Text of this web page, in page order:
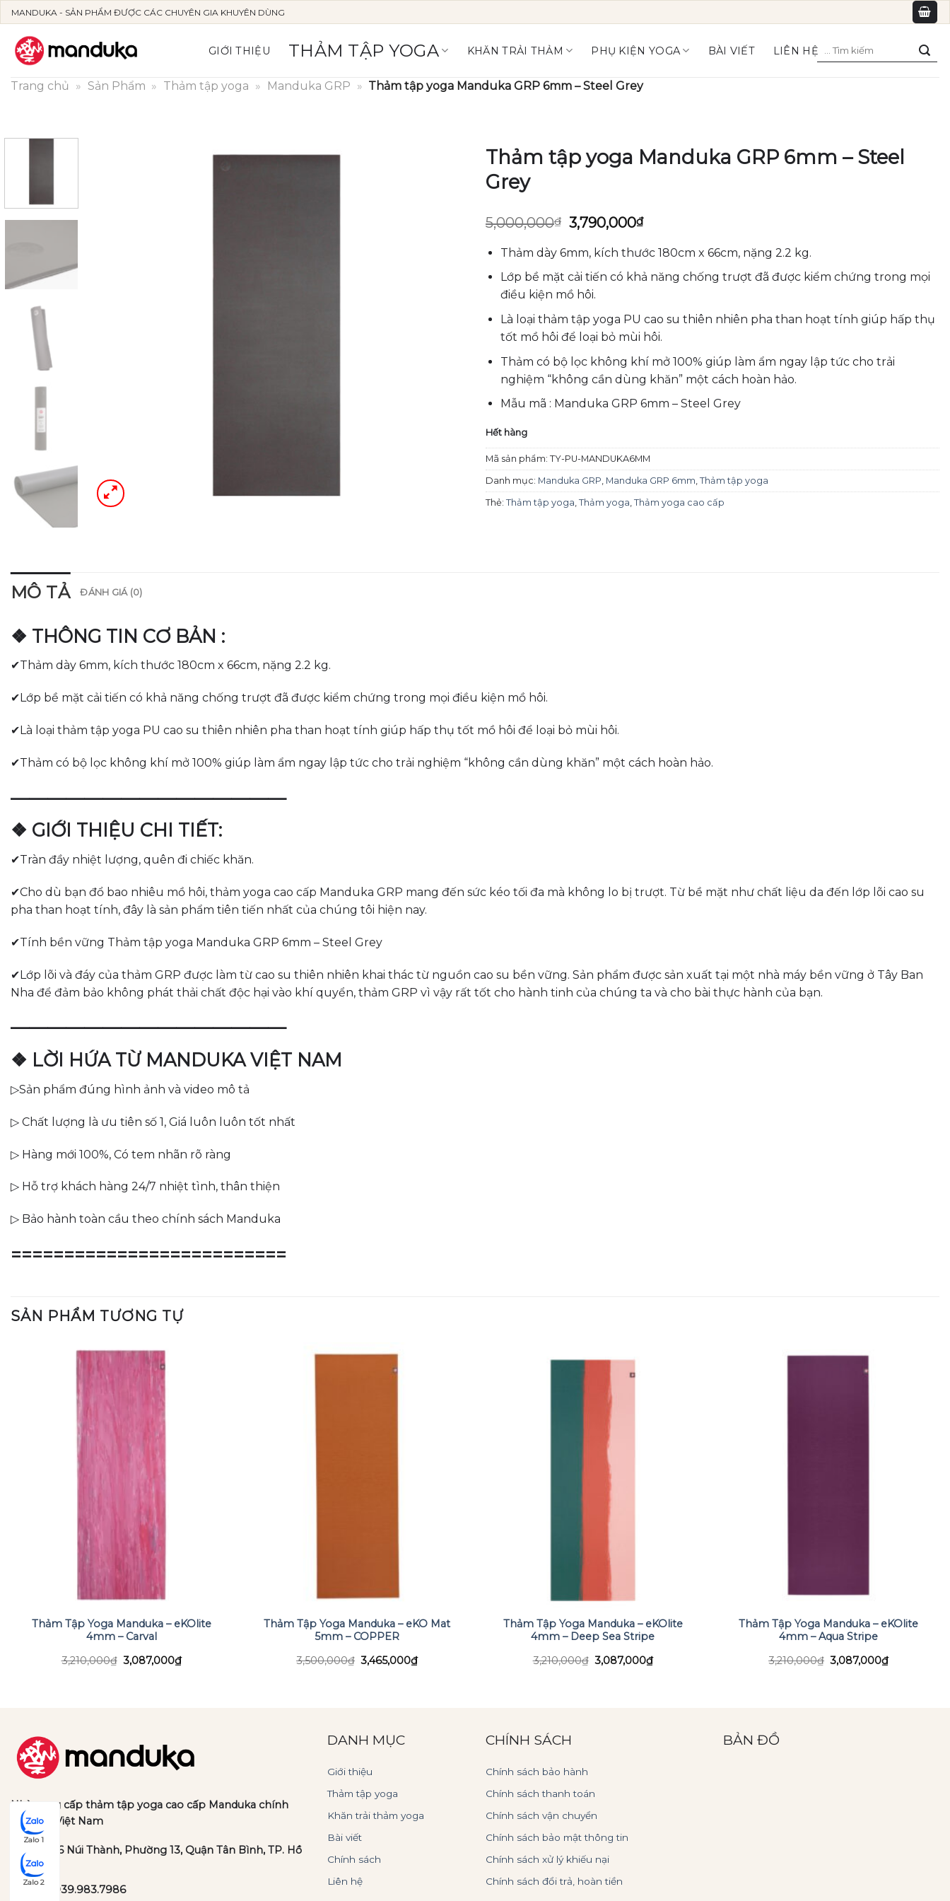
Skip
to
content
MANDUKA - SẢN PHẨM ĐƯỢC CÁC CHUYÊN GIA KHUYÊN DÙNG
GIỚI THIỆU THẢM TẬP YOGA KHĂN TRẢI THẢM PHỤ KIỆN YOGA BÀI VIẾT LIÊN HỆTìm
Trang chủ » Sản Phẩm » Thảm tập yoga » Manduka GRP » Thảm tập yoga Manduka GRP 6mm – Steel Grey
Thảm tập yoga Manduka GRP 6mm – Steel
Grey
5,000,000₫ Giá
là:
5,000,000₫.
3,790,000₫Giá
tại
3,790,000₫.
Thảm dày 6mm, kích thước 180cm x 66cm, nặng 2.2 kg.
Lớp bề mặt cải tiến có khả năng chống trượt đã được kiểm chứng trong mọi
điều kiện mồ hôi.
Là loại thảm tập yoga PU cao su thiên nhiên pha than hoạt tính giúp hấp thụ
tốt mồ hôi để loại bỏ mùi hôi.
Thảm có bộ lọc không khí mở 100% giúp làm ẩm ngay lập tức cho trải
nghiệm “không cần dùng khăn” một cách hoàn hảo.
Mẫu mã : Manduka GRP 6mm – Steel Grey
Hết hàng
Mã sản phẩm: TY-PU-MANDUKA6MM
Danh mục: Manduka GRP Manduka GRP 6mm Thảm tập yoga
Thẻ: Thảm tập yoga Thảm yoga Thảm yoga cao cấp
MÔ TẢ ĐÁNH GIÁ (0)
❖ THÔNG TIN CƠ BẢN :
✔Thảm dày 6mm, kích thước 180cm x 66cm, nặng 2.2 kg.
✔Lớp bề mặt cải tiến có khả năng chống trượt đã được kiểm chứng trong mọi điều kiện mồ hôi.
✔Là loại thảm tập yoga PU cao su thiên nhiên pha than hoạt tính giúp hấp thụ tốt mồ hôi để loại bỏ mùi hôi.
✔Thảm có bộ lọc không khí mở 100% giúp làm ẩm ngay lập tức cho trải nghiệm “không cần dùng khăn” một cách hoàn hảo.
———————————————
❖ GIỚI THIỆU CHI TIẾT:
✔Tràn đầy nhiệt lượng, quên đi chiếc khăn.
✔Cho dù bạn đổ bao nhiêu mồ hôi, thảm yoga cao cấp Manduka GRP mang đến sức kéo tối đa mà không lo bị trượt. Từ bề mặt như chất liệu da đến lớp lõi cao su
pha than hoạt tính, đây là sản phẩm tiên tiến nhất của chúng tôi hiện nay.
✔Tính bền vững Thảm tập yoga Manduka GRP 6mm – Steel Grey
✔Lớp lõi và đáy của thảm GRP được làm từ cao su thiên nhiên khai thác từ nguồn cao su bền vững. Sản phẩm được sản xuất tại một nhà máy bền vững ở Tây Ban
Nha để đảm bảo không phát thải chất độc hại vào khí quyển, thảm GRP vì vậy rất tốt cho hành tinh của chúng ta và cho bài thực hành của bạn.
———————————————
❖ LỜI HỨA TỪ MANDUKA VIỆT NAM
▷Sản phẩm đúng hình ảnh và video mô tả
▷ Chất lượng là ưu tiên số 1, Giá luôn luôn tốt nhất
▷ Hàng mới 100%, Có tem nhãn rõ ràng
▷ Hỗ trợ khách hàng 24/7 nhiệt tình, thân thiện
▷ Bảo hành toàn cầu theo chính sách Manduka
==========================
SẢN PHẨM TƯƠNG TỰ
Thảm Tập Yoga Manduka – eKOlite
4mm – Carval
3,210,000₫ Giá
gốc
3,087,000₫Giá
hiện
Thảm Tập Yoga Manduka – eKO Mat
5mm – COPPER
3,500,000₫ Giá
gốc
3,465,000₫Giá
Thảm Tập Yoga Manduka – eKOlite
4mm – Deep Sea Stripe
3,210,000₫ Giá
gốc
3,087,000₫Giá
hiện
Thảm Tập Yoga Manduka – eKOlite
4mm – Aqua Stripe
3,210,000₫ Giá
gốc
3,087,000₫Giá
Nhà cung cấp thảm tập yoga cao cấp Manduka chính
hãng tại Việt Nam
Địa chỉ:
36 Núi Thành, Phường 13, Quận Tân Bình, TP. Hồ
Chí Minh
039.983.7986
DANH MỤC
Giới thiệu
Thảm tập yoga
Khăn trải thảm yoga
Bài viết
Chính sách
Liên hệ
CHÍNH SÁCH
Chính sách bảo hành
Chính sách thanh toán
Chính sách vận chuyển
Chính sách bảo mật thông tin
Chính sách xử lý khiếu nại
Chính sách đổi trả, hoàn tiền
BẢN ĐỒ
Zalo 1
Zalo 2